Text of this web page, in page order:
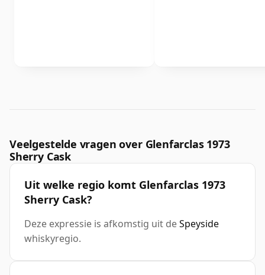
Veelgestelde vragen over Glenfarclas 1973
Sherry Cask
Uit welke regio komt Glenfarclas 1973
Sherry Cask?
Deze expressie is afkomstig uit deSpeyside
whiskyregio.